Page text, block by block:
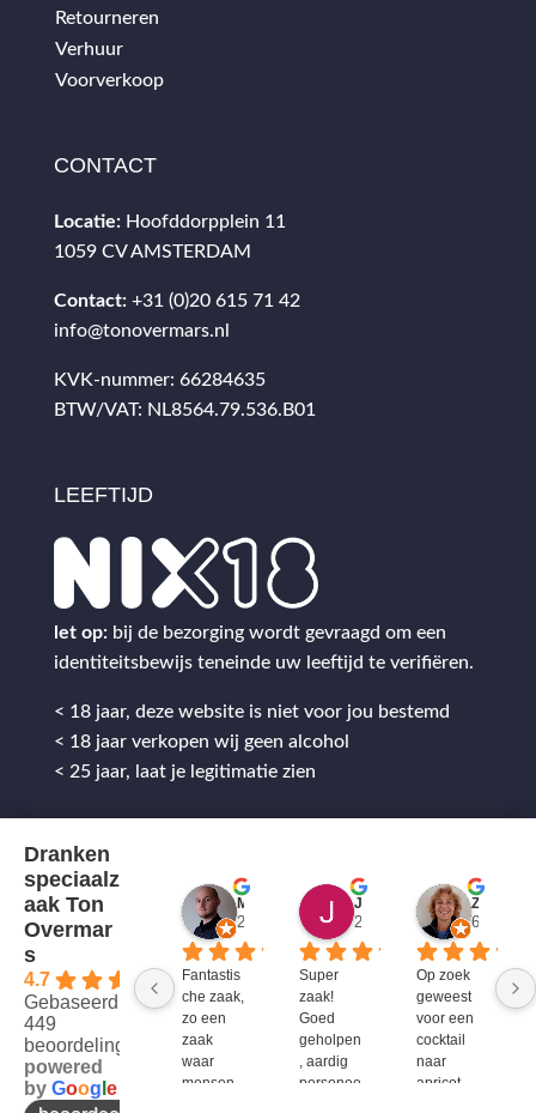
Retourneren
Verhuur
Voorverkoop
CONTACT
Locatie: Hoofddorpplein 11
1059 CV AMSTERDAM
Contact: +31 (0)20 615 71 42
info@tonovermars.nl
KVK-nummer: 66284635
BTW/VAT: NL8564.79.536.B01
LEEFTIJD
let op: bij de bezorging wordt gevraagd om een
identiteitsbewijs teneinde uw leeftijd te verifiëren.
< 18 jaar, deze website is niet voor jou bestemd
< 18 jaar verkopen wij geen alcohol
< 25 jaar, laat je legitimatie zien
Dranken
speciaalz
aak Ton
Overmar
s
4.7
Gebaseerd op
449
beoordelingen
powered
by Goog e
2 jaar geleden
Fantastis
che zaak,
zo een
zaak
waar
mensen
2 jaar geleden
Super
zaak!
Goed
geholpen
, aardig
personee
6 jaar
Op zoek
geweest
voor een
cocktail
naar
apricot